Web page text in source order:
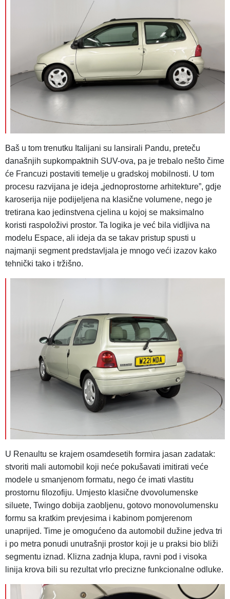
Baš u tom trenutku Italijani su lansirali Pandu, preteču
današnjih supkompaktnih SUV-ova, pa je trebalo nešto čime
će Francuzi postaviti temelje u gradskoj mobilnosti. U tom
procesu razvijana je ideja „jednoprostorne arhitekture”, gdje
karoserija nije podijeljena na klasične volumene, nego je
tretirana kao jedinstvena cjelina u kojoj se maksimalno
koristi raspoloživi prostor. Ta logika je već bila vidljiva na
modelu Espace, ali ideja da se takav pristup spusti u
najmanji segment predstavljala je mnogo veći izazov kako
tehnički tako i tržišno.
U Renaultu se krajem osamdesetih formira jasan zadatak:
stvoriti mali automobil koji neće pokušavati imitirati veće
modele u smanjenom formatu, nego će imati vlastitu
prostornu filozofiju. Umjesto klasične dvovolumenske
siluete, Twingo dobija zaobljenu, gotovo monovolumensku
formu sa kratkim prevjesima i kabinom pomjerenom
unaprijed. Time je omogućeno da automobil dužine jedva tri
i po metra ponudi unutrašnji prostor koji je u praksi bio bliži
segmentu iznad. Klizna zadnja klupa, ravni pod i visoka
linija krova bili su rezultat vrlo precizne funkcionalne odluke.